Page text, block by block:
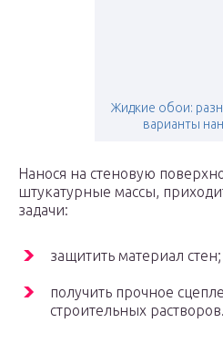
Жидкие обои:
варианты
Нанося на стеновую
штукатурные массы,
задачи:
защитить материал стен;
получить прочное
строительных растворов.